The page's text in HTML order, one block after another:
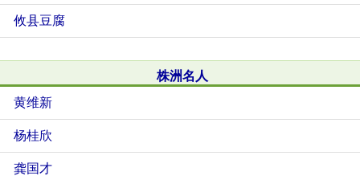
攸县豆腐
株洲名人
黄维新
杨桂欣
龚国才